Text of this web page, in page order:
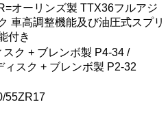
オーリンズ製 TTX36フルアジ
車高調整機能及び油圧式スプリ
付き
ク + ブレンボ製 P4-34 /
スク + ブレンボ製 P2-32
55ZR17